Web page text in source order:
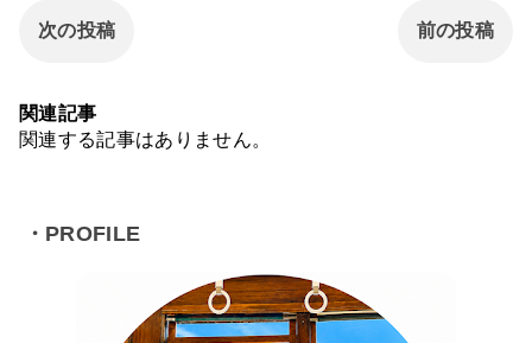
次の投稿 前の投稿
関連記事
関連する記事はありません。
・PROFILE